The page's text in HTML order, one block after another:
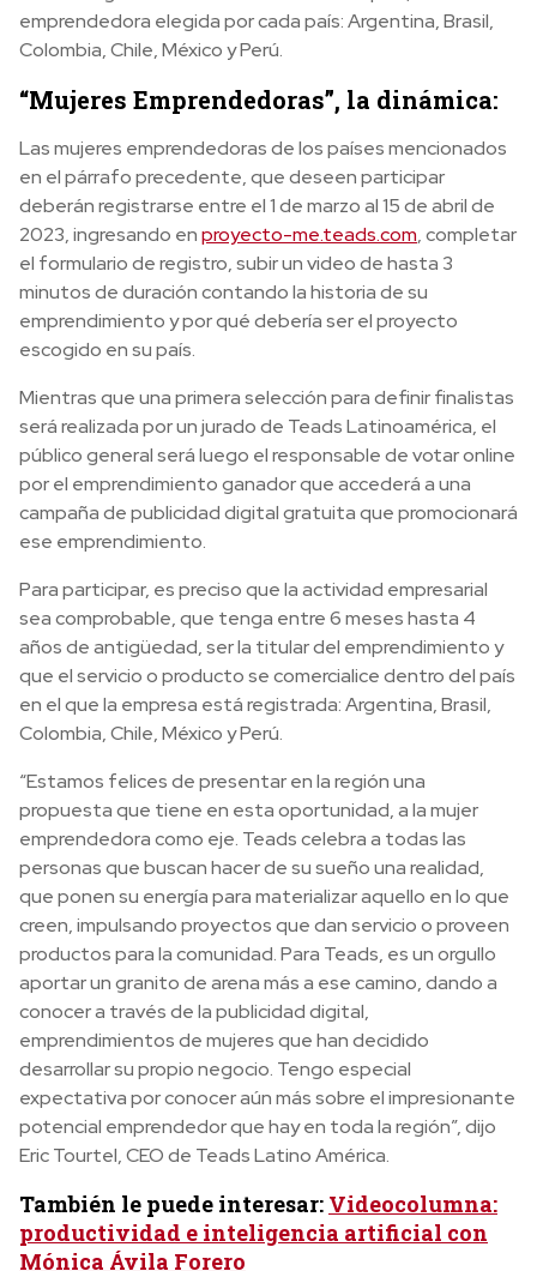
emprendedora elegida por cada país: Argentina, Brasil,
Colombia, Chile, México y Perú.
“Mujeres Emprendedoras”, la dinámica:
Las mujeres emprendedoras de los países mencionados
en el párrafo precedente, que deseen participar
deberán registrarse entre el 1 de marzo al 15 de abril de
2023, ingresando enproyecto-me.teads.com, completar
el formulario de registro, subir un video de hasta 3
minutos de duración contando la historia de su
emprendimiento y por qué debería ser el proyecto
escogido en su país.
Mientras que una primera selección para definir finalistas
será realizada por un jurado de Teads Latinoamérica, el
público general será luego el responsable de votar online
por el emprendimiento ganador que accederá a una
campaña de publicidad digital gratuita que promocionará
ese emprendimiento.
Para participar, es preciso que la actividad empresarial
sea comprobable, que tenga entre 6 meses hasta 4
años de antigüedad, ser la titular del emprendimiento y
que el servicio o producto se comercialice dentro del país
en el que la empresa está registrada: Argentina, Brasil,
Colombia, Chile, México y Perú.
“Estamos felices de presentar en la región una
propuesta que tiene en esta oportunidad, a la mujer
emprendedora como eje. Teads celebra a todas las
personas que buscan hacer de su sueño una realidad,
que ponen su energía para materializar aquello en lo que
creen, impulsando proyectos que dan servicio o proveen
productos para la comunidad. Para Teads, es un orgullo
aportar un granito de arena más a ese camino, dando a
conocer a través de la publicidad digital,
emprendimientos de mujeres que han decidido
desarrollar su propio negocio. Tengo especial
expectativa por conocer aún más sobre el impresionante
potencial emprendedor que hay en toda la región”, dijo
Eric Tourtel, CEO de Teads Latino América.
También le puede interesar: Videocolumna:
productividad e inteligencia artificial con
Mónica Ávila Forero